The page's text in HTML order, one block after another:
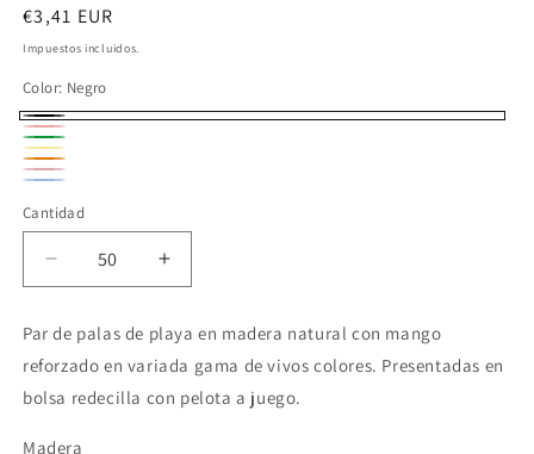
Precio
habitual
€3,41 EUR
Impuestos incluidos.
Color: Negro
Negro
Rojo
Variante
agotada
o
no
disponible
Verde
Amarillo
Variante
o
disponible
Naranja
Rosa
agotada
no
disponible
Cantidad
Reducir
cantidad
Palas
de
playa
colores
Aumentar
cantidad
Palas
de
playa
Par de palas de playa en madera natural con mango
reforzado en variada gama de vivos colores. Presentadas en
bolsa redecilla con pelota a juego.
Madera